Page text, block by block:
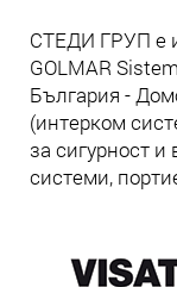
СТЕДИ ГРУП е
GOLMAR
България -
(интерком
за сигурност
системи,